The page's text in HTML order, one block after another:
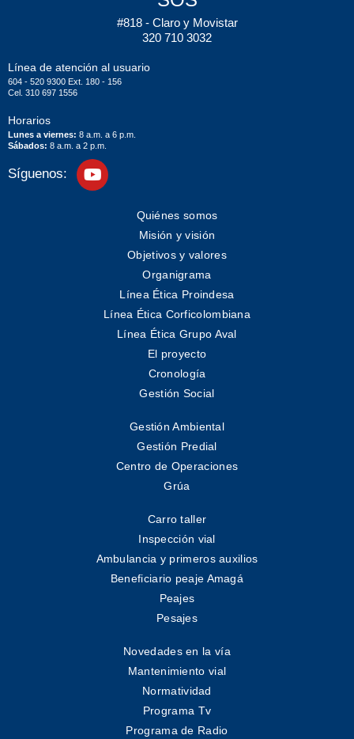
#818 - Claro y Movistar
320 710 3032
Línea de atención al usuario
604 - 520 9300 Ext. 180 - 156
Cel. 310 697 1556
Horarios
Lunes a viernes: 8 a.m. a 6 p.m.
Sábados: 8 a.m. a 2 p.m.
Síguenos:
Quiénes somos
Misión y visión
Objetivos y valores
Organigrama
Línea Ética Proindesa
Línea Ética Corficolombiana
Línea Ética Grupo Aval
El proyecto
Cronología
Gestión Social
Gestión Ambiental
Gestión Predial
Centro de Operaciones
Grúa
Carro taller
Inspección vial
Ambulancia y primeros auxilios
Beneficiario peaje Amagá
Peajes
Pesajes
Novedades en la vía
Mantenimiento vial
Normatividad
Programa Tv
Programa de Radio